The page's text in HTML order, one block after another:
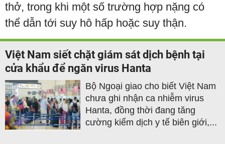
thở, trong khi một số trường hợp nặng có
thể dẫn tới suy hô hấp hoặc suy thận.
Việt Nam siết chặt giám sát dịch bệnh tại
cửa khẩu để ngăn virus Hanta
Bộ Ngoại giao cho biết Việt Nam
chưa ghi nhận ca nhiễm virus
Hanta, đồng thời đang tăng
cường kiểm dịch y tế biên giới,...